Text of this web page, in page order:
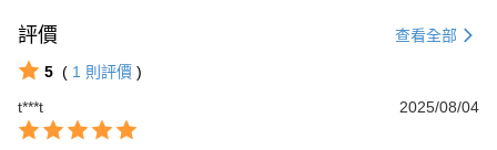
評價 查看全部
5 ( 1 則評價 )
t***t
2025/08/04